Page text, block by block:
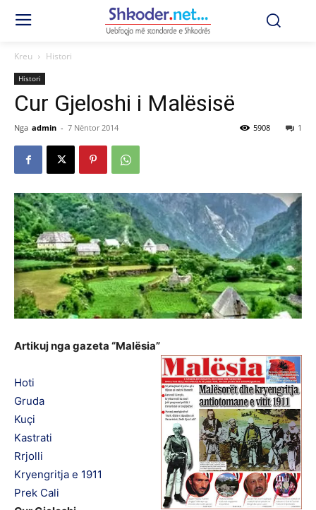
Kreu Histori
Histori
Cur Gjeloshi i Malësisë
Nga admin - 7 Nëntor 2014 1
5908
Artikuj nga gazeta “Malësia”
Hoti
Gruda
Kuçi
Kastrati
Rrjolli
Kryengritja e 1911
Prek Cali